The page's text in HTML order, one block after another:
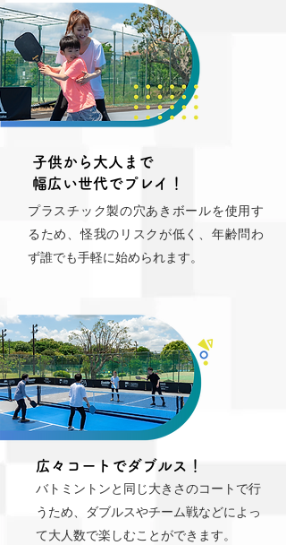
子供から大人まで
幅広い世代でプレイ！
プラスチック製の穴あきボールを使用す
るため、怪我のリスクが低く、年齢問わ
ず誰でも手軽に始められます。
広々コートでダブルス！
バトミントンと同じ大きさのコートで行
うため、ダブルスやチーム戦などによっ
て大人数で楽しむことができます。